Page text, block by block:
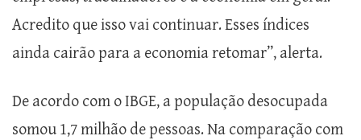
Acredito que isso vai continuar. Esses índices
ainda cairão para a economia retomar”, alerta.
De acordo com o IBGE, a população desocupada
somou 1,7 milhão de pessoas. Na comparação com